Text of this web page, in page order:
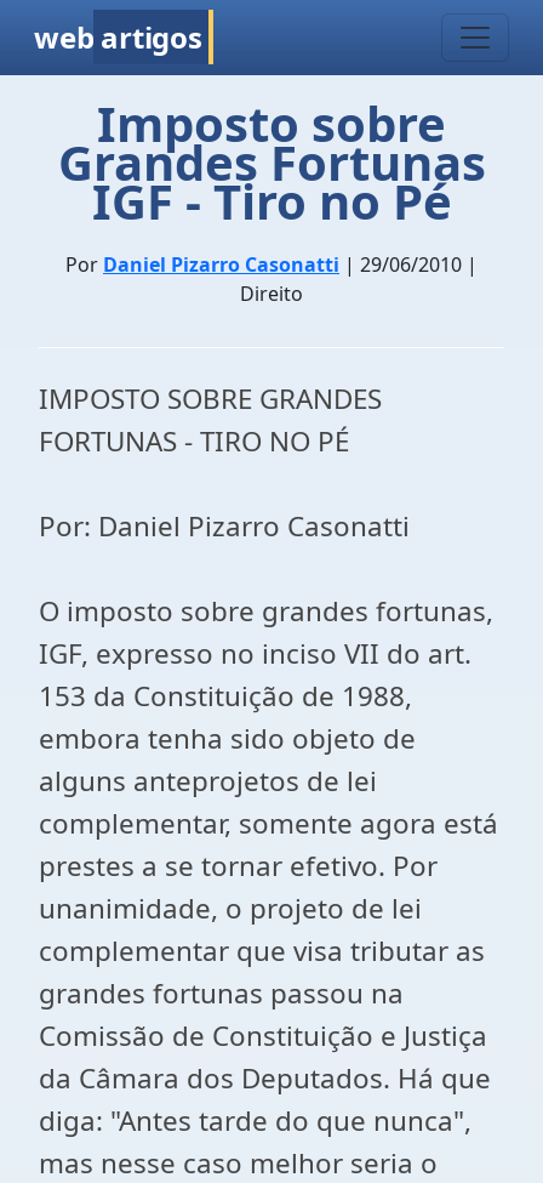
web artigos
Imposto sobre
Grandes Fortunas
IGF - Tiro no Pé
Por Daniel Pizarro Casonatti | 29/06/2010 |
Direito
IMPOSTO SOBRE GRANDES
FORTUNAS - TIRO NO PÉ
Por: Daniel Pizarro Casonatti
O imposto sobre grandes fortunas,
IGF, expresso no inciso VII do art.
153 da Constituição de 1988,
embora tenha sido objeto de
alguns anteprojetos de lei
complementar, somente agora está
prestes a se tornar efetivo. Por
unanimidade, o projeto de lei
complementar que visa tributar as
grandes fortunas passou na
Comissão de Constituição e Justiça
da Câmara dos Deputados. Há que
diga: "Antes tarde do que nunca",
mas nesse caso melhor seria o